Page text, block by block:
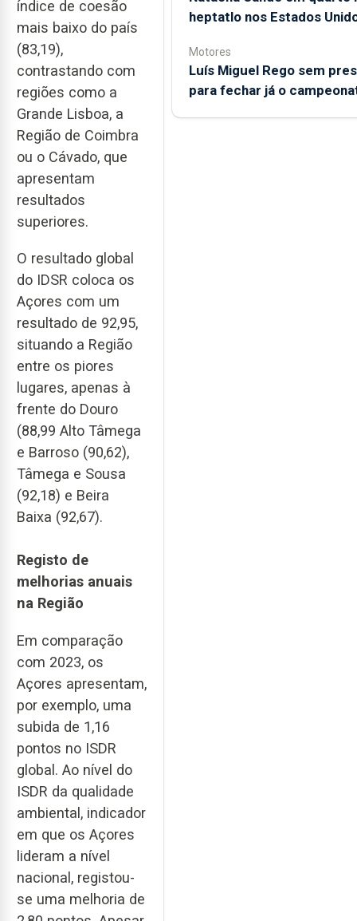
índice de coesão
mais baixo do país
(83,19),
contrastando com
regiões como a
Grande Lisboa, a
Região de Coimbra
ou o Cávado, que
apresentam
resultados
superiores.
O resultado global
do IDSR coloca os
Açores com um
resultado de 92,95,
situando a Região
entre os piores
lugares, apenas à
frente do Douro
(88,99 Alto Tâmega
e Barroso (90,62),
Tâmega e Sousa
(92,18) e Beira
Baixa (92,67).
Registo de
melhorias anuais
na Região
Em comparação
com 2023, os
Açores apresentam,
por exemplo, uma
subida de 1,16
pontos no ISDR
global. Ao nível do
ISDR da qualidade
ambiental, indicador
em que os Açores
lideram a nível
nacional, registou-
se uma melhoria de
heptatlo nos Estados
Motores
Luís Miguel Rego sem
para fechar já o